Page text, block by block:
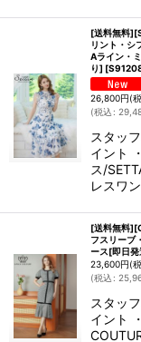
[送料無料
リント・シ
Aライン・
り] [
26,800円(
(税込 :
スタッ
イント
ス/
レスワ
[送料無料
フスリーブ
ース[即日
23,600円(
(税込 :
スタッ
イント